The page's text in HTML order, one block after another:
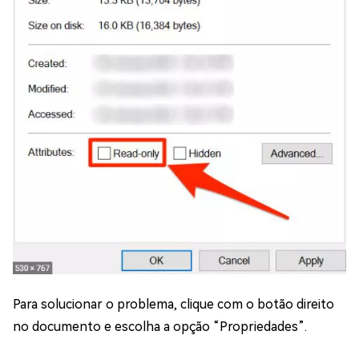
Para solucionar o problema, clique com o botão direito
no documento e escolha a opção “Propriedades”.